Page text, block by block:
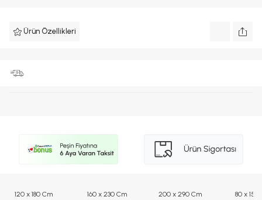
Ürün Özellikleri
120 x 180 Cm 160 x 230 Cm 200 x 290 Cm 80 x 150